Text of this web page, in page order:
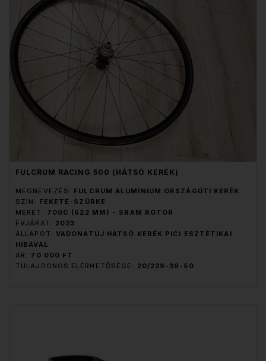
FULCRUM RACING 500 (HÁTSÓ KERÉK)
MEGNEVEZÉS: FULCRUM ALUMÍNIUM ORSZÁGÚTI KERÉK
SZÍN: FEKETE-SZÜRKE
MÉRET: 700C (622 MM) - SRAM ROTOR
ÉVJÁRAT: 2023
ÁLLAPOT: VADONATÚJ HÁTSÓ KERÉK PICI ESZTÉTIKAI
HIBÁVAL
ÁR: 70 000 FT
TULAJDONOS ELÉRHETŐSÉGE: 20/229-39-50